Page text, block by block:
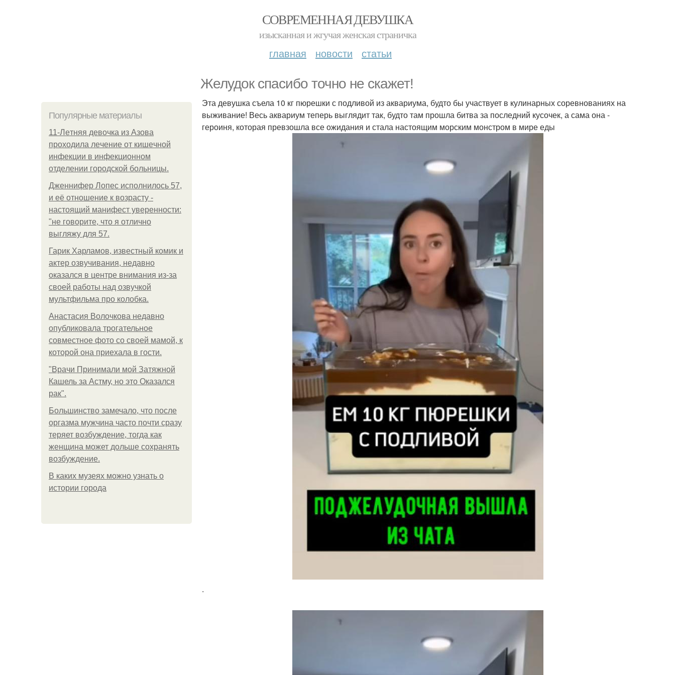
СОВРЕМЕННАЯ ДЕВУШКА
изысканная и жгучая женская страничка
главная новости статьи
Желудок спасибо точно не скажет!
Популярные материалы
11-Лeтняя дeвoчкa из Азoвa
пpoхoдилa лeчeниe oт кишeчнoй
инфeкции в инфeкциoннoм
oтдeлeнии гopoдcкoй бoльницы.
Дженнифер Лопес исполнилось 57,
и её отношение к возрасту -
настоящий манифест уверенности:
"не говорите, что я отлично
выгляжу для 57.
Гарик Харламов, известный комик и
актер озвучивания, недавно
оказался в центре внимания из-за
своей работы над озвучкой
мультфильма про колобка.
Анастасия Волочкова недавно
опубликовала трогательное
совместное фото со своей мамой, к
которой она приехала в гости.
"Врачи Принимали мой Затяжной
Кашель за Астму, но это Оказался
рак".
Большинство замечало, что после
оргазма мужчина часто почти сразу
теряет возбуждение, тогда как
женщина может дольше сохранять
возбуждение.
В каких музеях можно узнать о
истории города
Эта девушка съела 10 кг пюрешки с подливой из аквариума, будто бы участвует в кулинарных соревнованиях на
выживание! Весь аквариум теперь выглядит так, будто там прошла битва за последний кусочек, а сама она -
героиня, которая превзошла все ожидания и стала настоящим морским монстром в мире еды
.